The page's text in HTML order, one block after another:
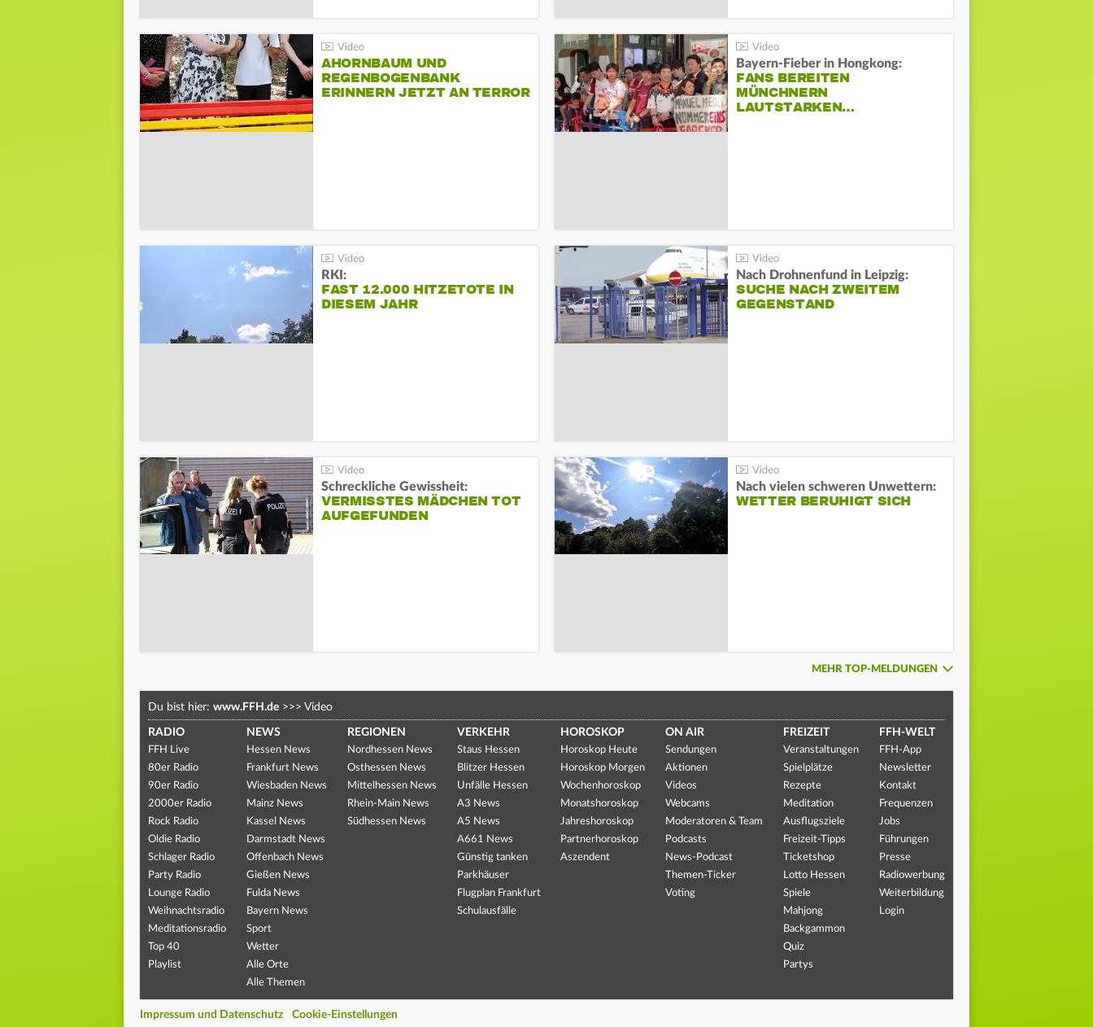
AHORNBAUM UND
REGENBOGENBANK
ERINNERN JETZT AN TERROR
Bayern-Fieber in Hongkong:
FANS BEREITEN
MÜNCHNERN
LAUTSTARKEN…
RKI:
FAST 12.000 HITZETOTE IN
DIESEM JAHR
Nach Drohnenfund in Leipzig:
SUCHE NACH ZWEITEM
GEGENSTAND
Schreckliche Gewissheit:
VERMISSTES MÄDCHEN TOT
AUFGEFUNDEN
Nach vielen schweren Unwettern:
WETTER BERUHIGT SICH
MEHR TOP-MELDUNGEN
Du bist hier: www.FFH.de >>> Video
RADIO
FFH Live
80er Radio
90er Radio
2000er Radio
Rock Radio
Oldie Radio
Schlager Radio
Party Radio
Lounge Radio
Weihnachtsradio
Meditationsradio
Top 40
Playlist
NEWS
Hessen News
Frankfurt News
Wiesbaden News
Mainz News
Kassel News
Darmstadt News
Offenbach News
Gießen News
Fulda News
Bayern News
Sport
Wetter
Alle Orte
Alle Themen
REGIONEN
Nordhessen News
Osthessen News
Mittelhessen News
Rhein-Main News
Südhessen News
VERKEHR
Staus Hessen
Blitzer Hessen
Unfälle Hessen
A3 News
A5 News
A661 News
Günstig tanken
Parkhäuser
Flugplan Frankfurt
Schulausfälle
HOROSKOP
Horoskop Heute
Horoskop Morgen
Wochenhoroskop
Monatshoroskop
Jahreshoroskop
Partnerhoroskop
Aszendent
ON AIR
Sendungen
Aktionen
Videos
Webcams
Moderatoren & Team
Podcasts
News-Podcast
Themen-Ticker
Voting
FREIZEIT
Veranstaltungen
Spielplätze
Rezepte
Meditation
Ausflugsziele
Freizeit-Tipps
Ticketshop
Lotto Hessen
Spiele
Mahjong
Backgammon
Quiz
Partys
FFH-WELT
FFH-App
Newsletter
Kontakt
Frequenzen
Jobs
Führungen
Presse
Radiowerbung
Weiterbildung
Login
Impressum und Datenschutz Cookie-Einstellungen